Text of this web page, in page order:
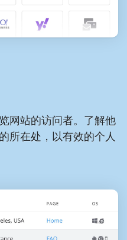
网站的访问者。了解他
所在处，以有效的个人